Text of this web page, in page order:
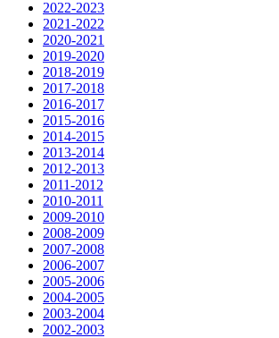
2022-2023
2021-2022
2020-2021
2019-2020
2018-2019
2017-2018
2016-2017
2015-2016
2014-2015
2013-2014
2012-2013
2011-2012
2010-2011
2009-2010
2008-2009
2007-2008
2006-2007
2005-2006
2004-2005
2003-2004
2002-2003